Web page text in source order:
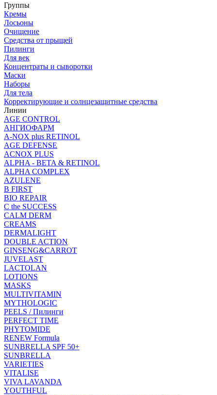
Группы
Кремы
Лосьоны
Очищение
Средства от прыщей
Пилинги
Для век
Концентраты и сыворотки
Маски
Наборы
Для тела
Корректирующие и солнцезащитные средства
Линии
AGE CONTROL
АНГИОФАРМ
A-NOX plus RETINOL
AGE DEFENSE
ACNOX PLUS
ALPHA - BETA & RETINOL
ALPHA COMPLEX
AZULENE
B FIRST
BIO REPAIR
C the SUCCESS
CALM DERM
CREAMS
DERMALIGHT
DOUBLE ACTION
GINSENG&CARROT
JUVELAST
LACTOLAN
LOTIONS
MASKS
MULTIVITAMIN
MYTHOLOGIC
PEELS / Пилинги
PERFECT TIME
PHYTOMIDE
RENEW Formula
SUNBRELLA SPF 50+
SUNBRELLA
VARIETIES
VITALISE
VIVA LAVANDA
YOUTHFUL